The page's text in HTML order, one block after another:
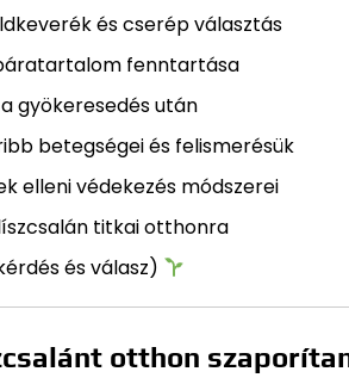
és cserép választás
fenntartása
gyökeresedés után
betegségei és felismerésük
elleni védekezés módszerei
titkai otthonra
és válasz)
otthon